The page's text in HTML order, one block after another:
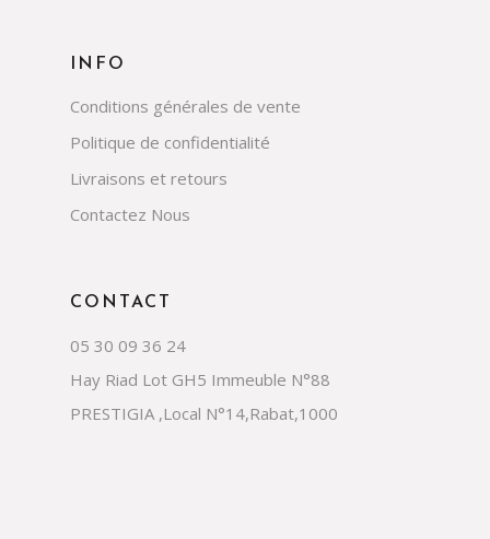
CONTACT
05 30 09 36 24
Hay Riad Lot GH5 Immeuble N°88
PRESTIGIA ,Local N°14,Rabat,1000
INFO
Conditions générales de vente
Politique de confidentialité
Livraisons et retours
Contactez Nous